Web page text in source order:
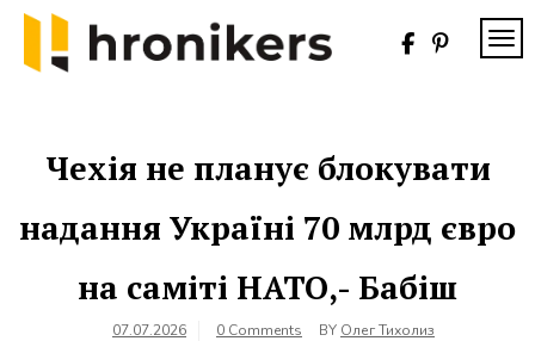
Skip
content
Чехія не планує блокувати
надання Україні 70 млрд євро
на саміті НАТО,- Бабіш
07.07.2026 0 Comments BY Олег Тихолиз